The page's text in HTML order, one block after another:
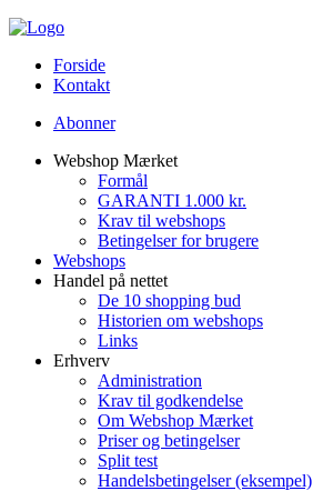
Forside
Kontakt
Abonner
Webshop Mærket
Formål
GARANTI 1.000 kr.
Krav til webshops
Betingelser for brugere
Webshops
Handel på nettet
De 10 shopping bud
Historien om webshops
Links
Erhverv
Administration
Krav til godkendelse
Om Webshop Mærket
Priser og betingelser
Split test
Handelsbetingelser (eksempel)